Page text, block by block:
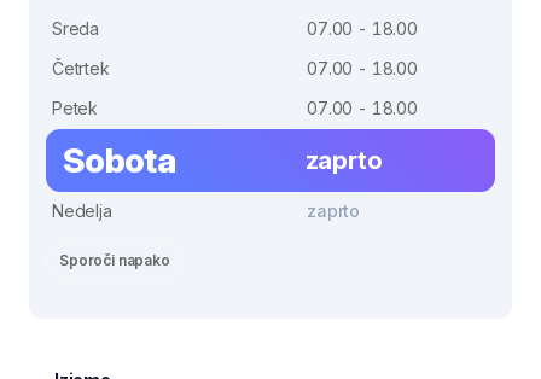
Sreda
07.00 - 18.00
Četrtek
07.00 - 18.00
Petek
07.00 - 18.00
Sobota zaprto
Nedelja zaprto
Sporoči napako